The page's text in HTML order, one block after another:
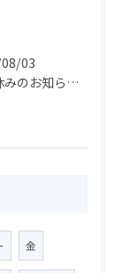
03
【お盆休みのお知らせ】買取専門 大吉 盛岡店
金